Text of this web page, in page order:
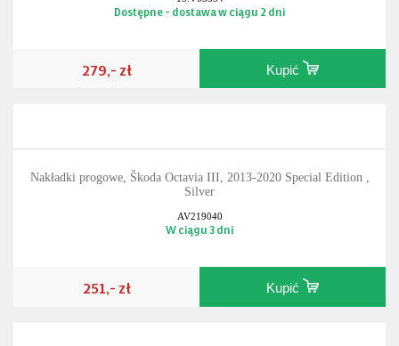
Dostępne - dostawa w ciągu 2 dni
279,- zł Kupić
Nakładki progowe, Škoda Octavia III, 2013-2020 Special Edition ,
Silver
AV219040
W ciągu 3 dni
251,- zł Kupić